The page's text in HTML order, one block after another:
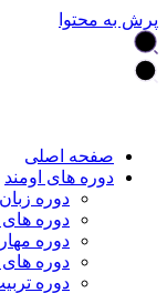
پرش به محتوا
صفحه اصلی
دوره های اومند
دوره
دوره های
دوره
دوره های
دوره